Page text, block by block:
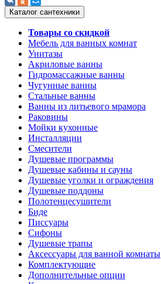
Каталог сантехники
Товары со скидкой
Мебель для ванных комнат
Унитазы
Акриловые ванны
Гидромассажные ванны
Чугунные ванны
Стальные ванны
Ванны из литьевого мрамора
Раковины
Мойки кухонные
Инсталляции
Смесители
Душевые программы
Душевые кабины и сауны
Душевые уголки и ограждения
Душевые поддоны
Полотенцесушители
Биде
Писсуары
Сифоны
Душевые трапы
Аксессуары для ванной комнаты
Комплектующие
Дополнительные опции